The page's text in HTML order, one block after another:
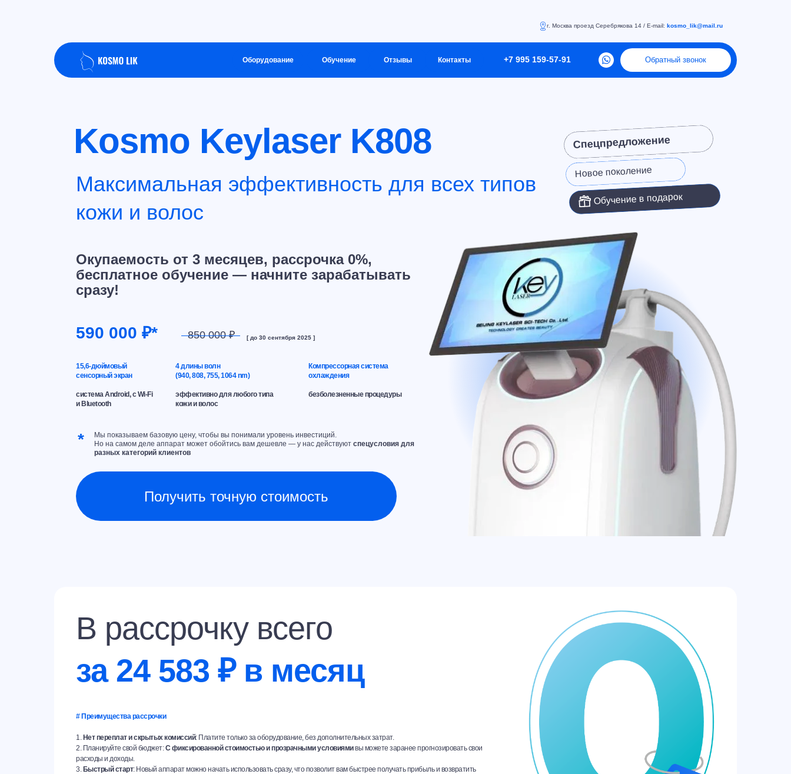
Обратный звонок
+7 995 159‑57‑91‬
г. Москва проезд Серебрякова 14 / E-mail: kosmo_lik@mail.ru
Оборудование Обучение Отзывы Контакты
Получить точную стоимость
Kosmo Keylaser K808
Окупаемость от 3 месяцев, рассрочка 0%,
бесплатное обучение — начните зарабатывать
сразу!
590 000 ₽*
*
850 000 ₽
15,6-дюймовый
сенсорный экран
система Android, с Wi-Fi
и Bluetooth
4 длины волн
(940, 808, 755, 1064 nm)
эффективно для любого типа
кожи и волос
Компрессорная система
охлаждения
безболезненные процедуры
Мы показываем базовую цену, чтобы вы понимали уровень инвестиций.
Но на самом деле аппарат может обойтись вам дешевле — у нас действуют спецусловия для
разных категорий клиентов
[ до 30 сентября 2025 ]
Спецпредложение
Новое поколение
Обучение в подарок
Максимальная эффективность для всех типов
кожи и волос
В рассрочку всего
за 24 583 ₽ в месяц
# Преимущества рассрочки
1. Нет переплат и скрытых комиссий: Платите только за оборудование, без дополнительных затрат.
2. Планируйте свой бюджет:С фиксированной стоимостью и прозрачными условиямивы можете заранее прогнозировать свои
расходы и доходы.
3. Быстрый старт: Новый аппарат можно начать использовать сразу, что позволит вам быстрее получать прибыль и возвратить